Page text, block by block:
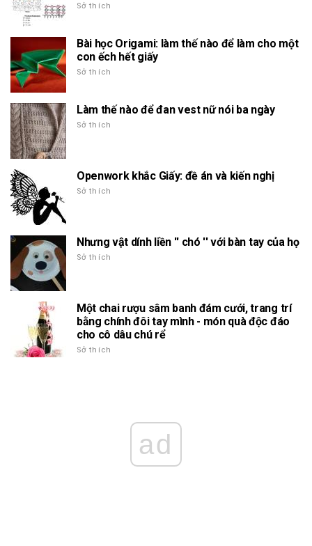
Sở thích
Bài học Origami: làm thế nào để làm cho một
con ếch hết giấy
Sở thích
Làm thế nào để đan vest nữ nói ba ngày
Sở thích
Openwork khắc Giấy: đề án và kiến nghị
Sở thích
Nhưng vật dính liền '' chó '' với bàn tay của họ
Sở thích
Một chai rượu sâm banh đám cưới, trang trí
bằng chính đôi tay mình - món quà độc đáo
cho cô dâu chú rể
Sở thích
ad